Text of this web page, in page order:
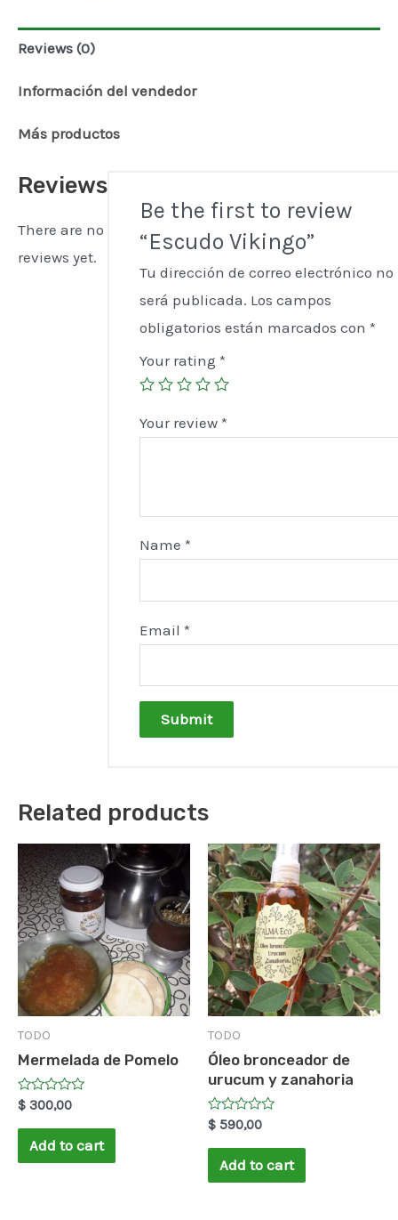
Reviews (0)
Información del vendedor
Más productos
Reviews
There are no
reviews yet.
Be the first to review
“Escudo Vikingo”
Tu dirección de correo electrónico no
será publicada. Los campos
obligatorios están marcados con *
Your rating *
Your review *
Name *
Email *
Related products
TODO
Mermelada de Pomelo
Rated
0
out
$ 300,00
Add to cart
TODO
Óleo bronceador de
urucum y zanahoria
Rated
0
out
$ 590,00
Add to cart